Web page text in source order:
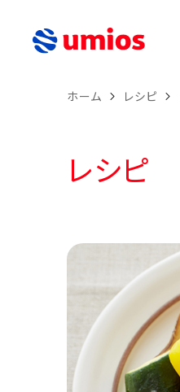
ホーム レシピ
レシピ